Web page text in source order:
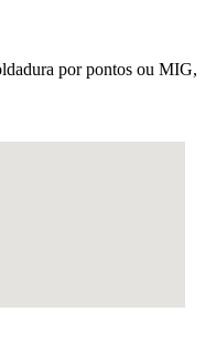
por pontos ou MIG,